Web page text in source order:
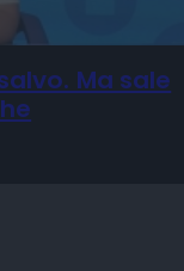
Ma sale